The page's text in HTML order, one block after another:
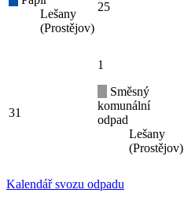
Lešany
(Prostějov)
25
31
1
Směsný
komunální
odpad
Lešany
(Prostějov)
Kalendář svozu odpadu